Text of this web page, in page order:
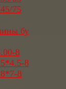
75
бу
8
8
8